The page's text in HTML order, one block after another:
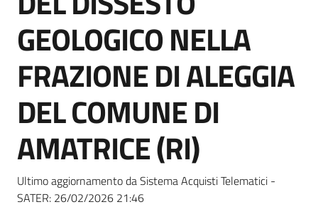
Piattaforme
telematiche
English
site
GEOLOGICO NELLA
FRAZIONE DI ALEGGIA
DEL COMUNE DI
AMATRICE (RI)
Ultimo aggiornamento da Sistema Acquisti Telematici -
SATER: 26/02/2026 21:46